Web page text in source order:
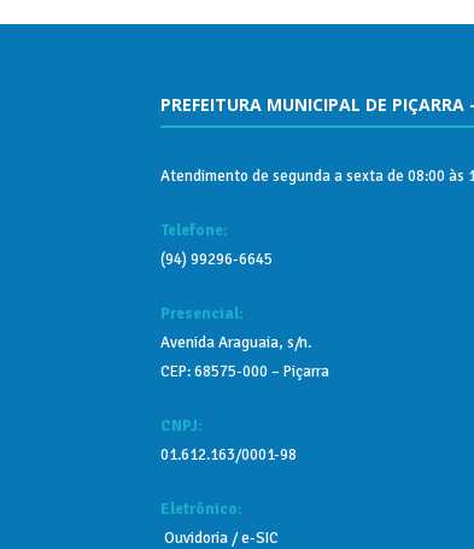
PREFEITURA MUNICIPAL DE PIÇARRA
Atendimento de segunda a sexta de 08:00 às
Telefone:
(94) 99296-6645
Presencial:
Avenida Araguaia, s/n.
CEP: 68575-000 – Piçarra
CNPJ:
01.612.163/0001-98
Eletrônico:
Ouvidoria /e-SIC